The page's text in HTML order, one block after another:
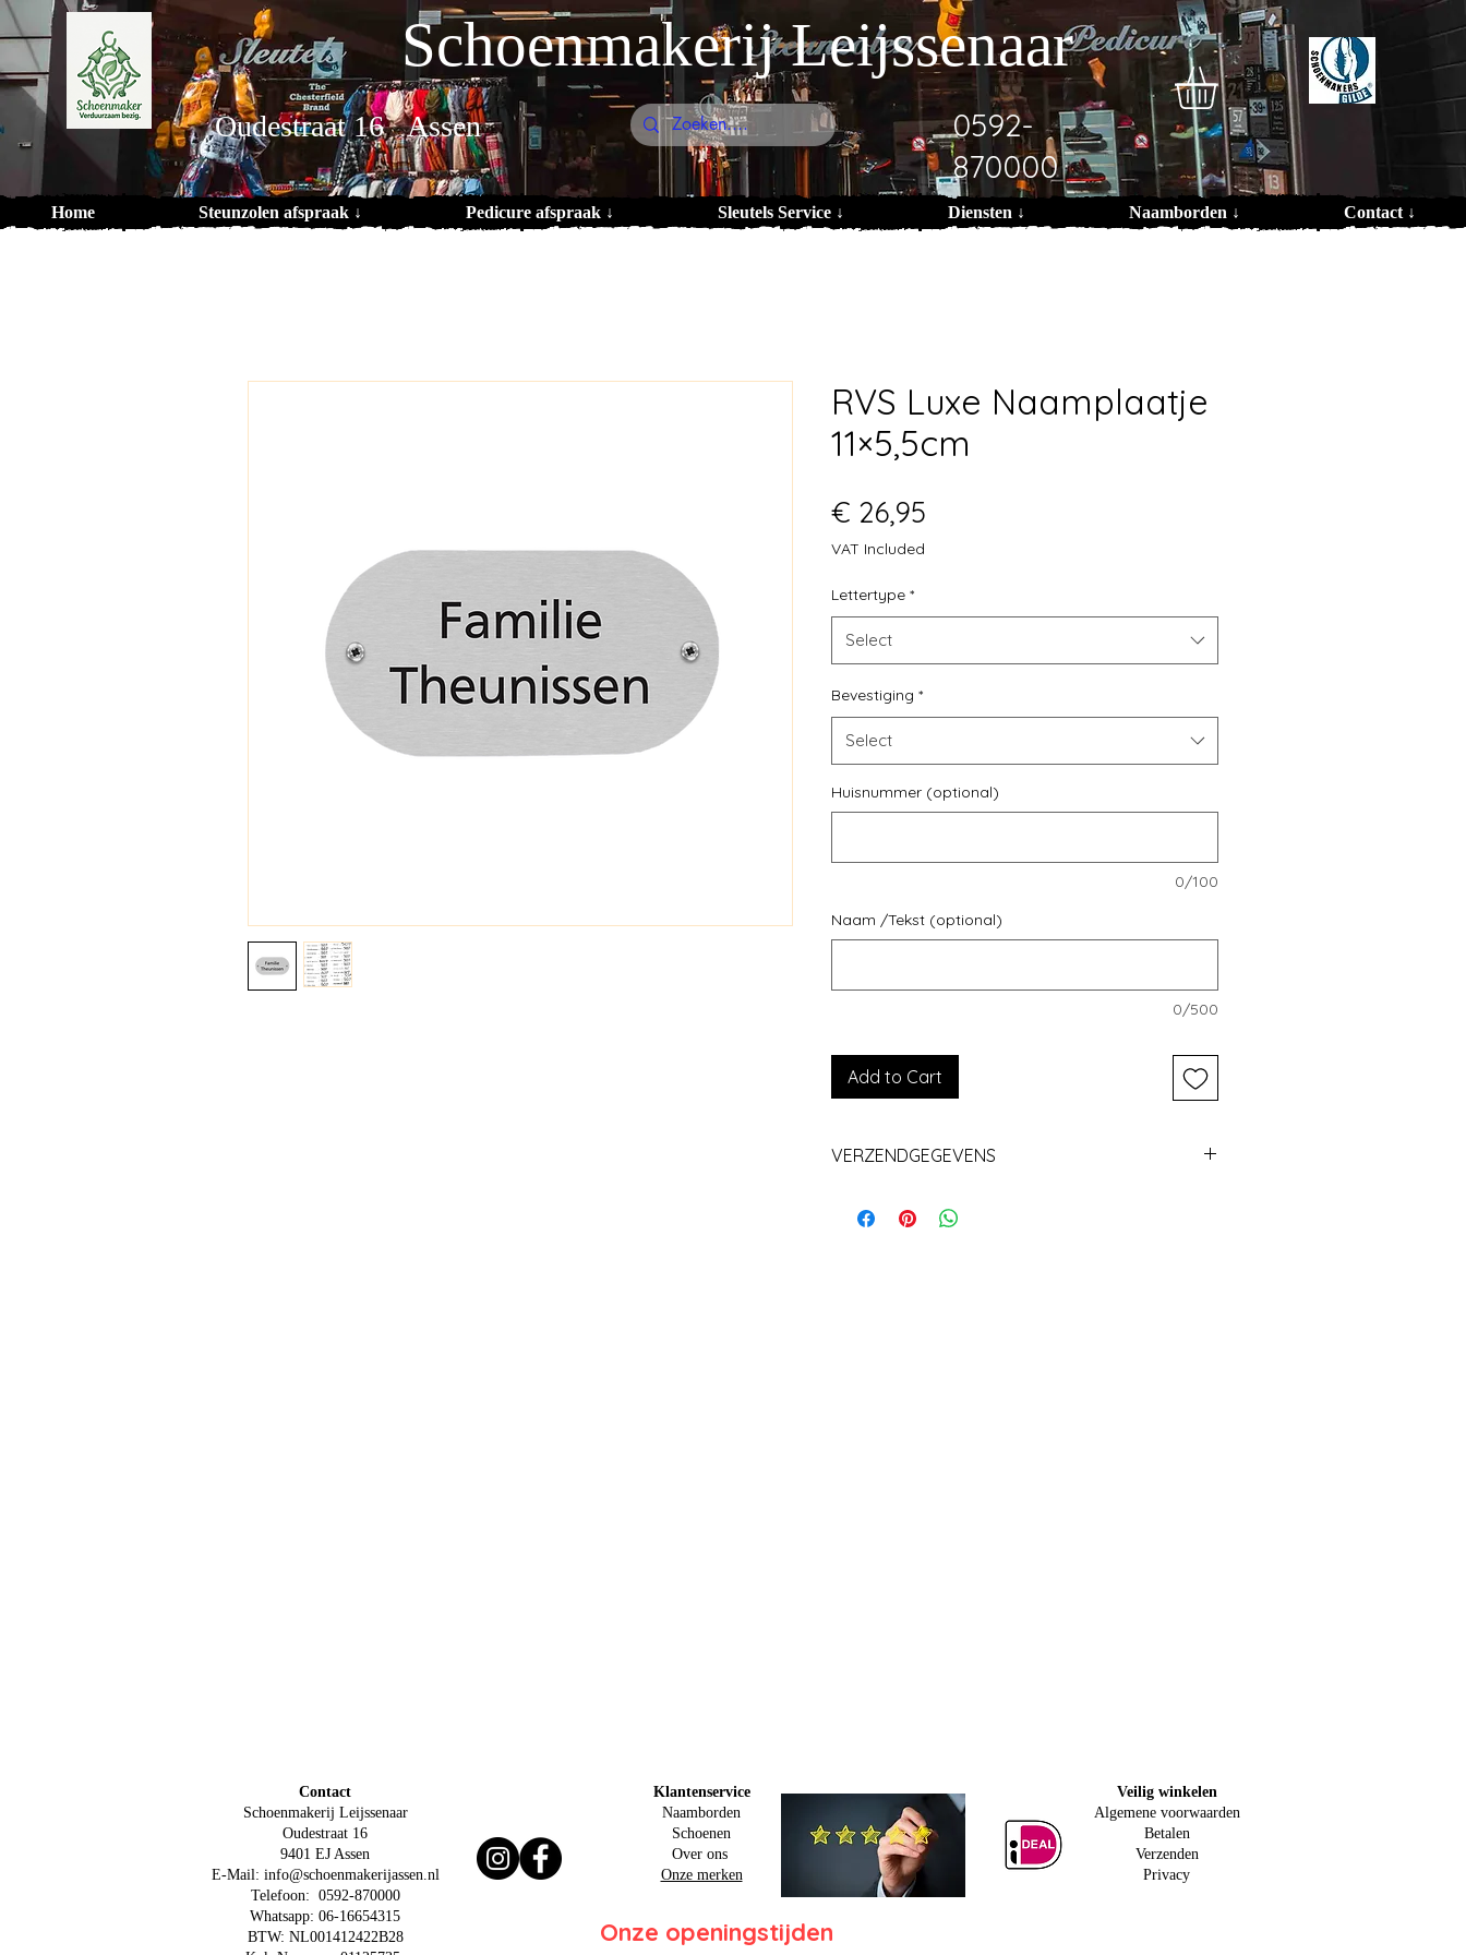
Schoenmakerij Leijssenaar
Oudestraat 16 Assen
0592-
870000
Home Steunzolen afspraak ↓ Pedicure afspraak ↓ Sleutels Service ↓ Diensten ↓ Naamborden ↓ Contact ↓
RVS Luxe Naamplaatje
11×5,5cm
€ 26,95
VAT Included
Lettertype *
Select
Bevestiging *
Select
Huisnummer (optional)
0/100
Naam /Tekst (optional)
0/500
Add to Cart
VERZENDGEGEVENS
Contact
Schoenmakerij Leijssenaar
Oudestraat 16
9401 EJ Assen
E-Mail: info@schoenmakerijassen.nl
Telefoon: 0592-870000
Whatsapp: 06-16654315
BTW: NL001412422B28
Klantenservice
Naamborden
Schoenen
Over ons
Onze merken
Onze openingstijden
Veilig winkelen
Algemene voorwaarden
Betalen
Verzenden
Privacy